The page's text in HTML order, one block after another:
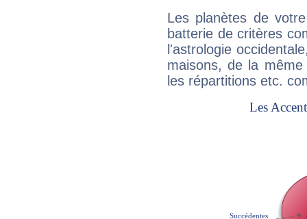
Les planètes de
batterie de critères
l'astrologie
maisons, de la
les répartitions etc.